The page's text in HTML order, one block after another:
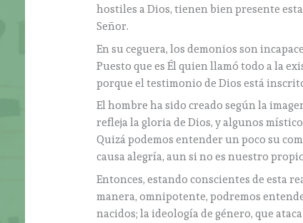
hostiles a Dios, tienen bien presente
Señor.
En su ceguera, los demonios son
Puesto que es Él quien llamó todo a la
porque el testimonio de Dios está
El hombre ha sido creado según la
refleja la gloria de Dios, y algunos
Quizá podemos entender un poco su
causa alegría, aun si no es nuestro
Entonces, estando conscientes de esta
manera, omnipotente, podremos
nacidos; la ideología de género, que